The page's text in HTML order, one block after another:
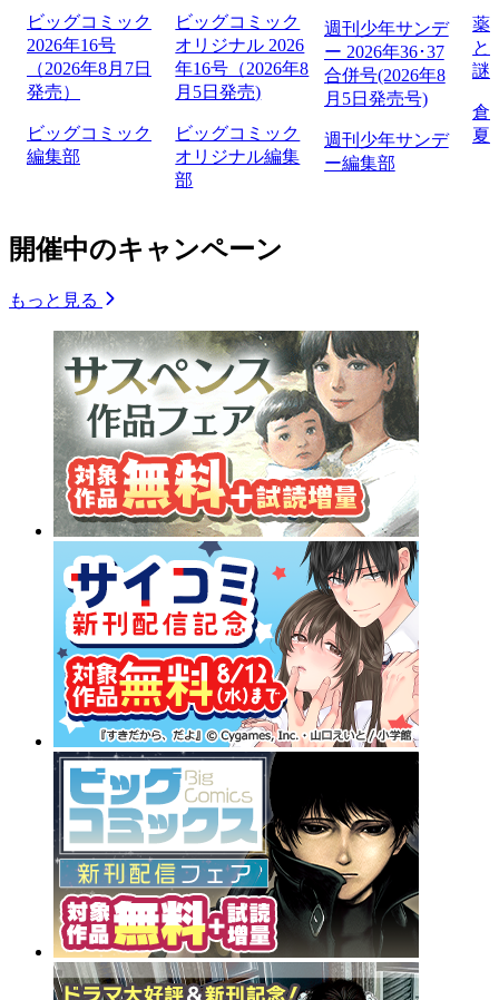
ビッグコミック
2026年16号
（2026年8月7日
発売）
ビッグコミック
編集部
ビッグコミック
オリジナル 2026
年16号（2026年8
月5日発売)
ビッグコミック
オリジナル編集
部
週刊少年サンデ
ー 2026年36･37
合併号(2026年8
月5日発売号)
週刊少年サンデ
ー編集部
薬
と
謎
倉
夏
開催中のキャンペーン
もっと見る